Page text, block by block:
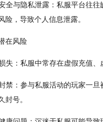
全与隐私泄露：私服平台往
险，导致个人信息泄露。
在风险
失：私服中常存在虚假充值
禁：参与私服活动的玩家一
封号。